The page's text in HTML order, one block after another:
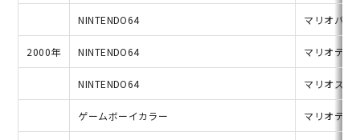
NINTENDO64 マリオパー
2000年 NINTENDO64 マリオテニ
NINTENDO64 マリオスト
ゲームボーイカラー マリオテニ